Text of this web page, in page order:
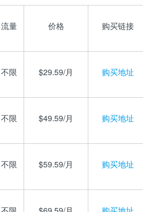
流量 价格 购买链接
不限 $29.59/月 购买地址
不限 $49.59/月 购买地址
不限 $59.59/月 购买地址